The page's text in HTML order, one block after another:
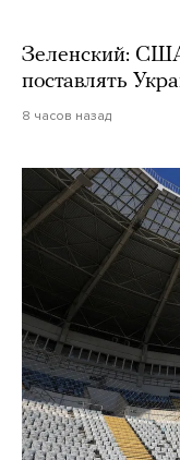
Зеленский:
поставлять
8 часов назад